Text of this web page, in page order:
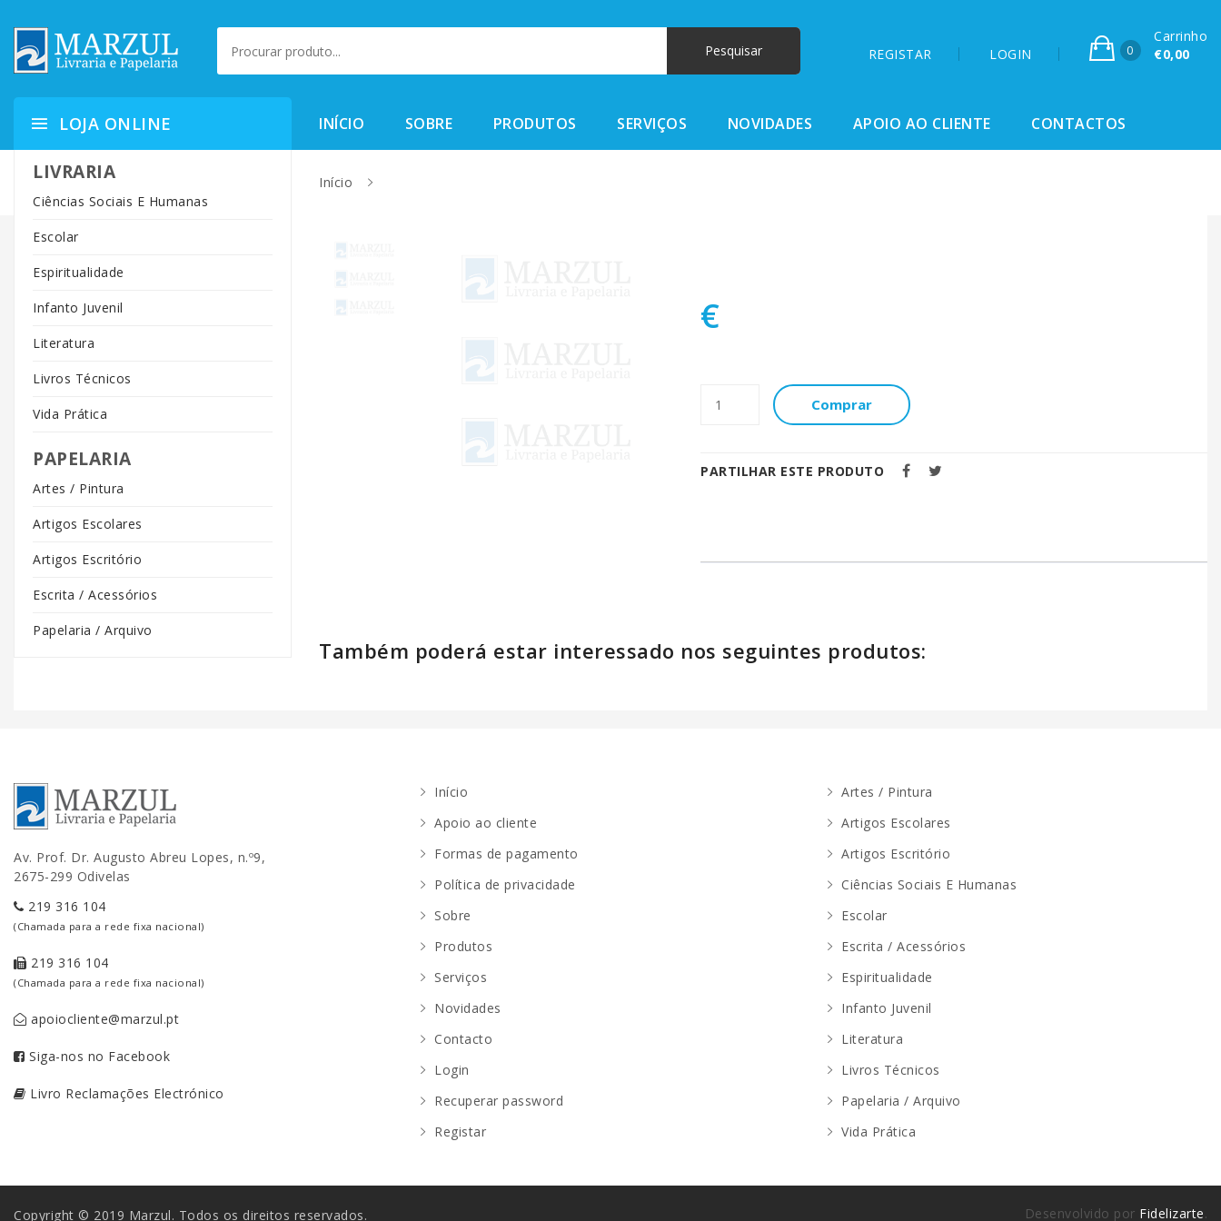
REGISTAR LOGIN 0
Carrinho
€0,00
LOJA ONLINE
LIVRARIA
Ciências Sociais E Humanas
Escolar
Espiritualidade
Infanto Juvenil
Literatura
Livros Técnicos
Vida Prática
PAPELARIA
Artes / Pintura
Artigos Escolares
Artigos Escritório
Escrita / Acessórios
Papelaria / Arquivo
INÍCIO SOBRE PRODUTOS SERVIÇOS NOVIDADES APOIO AO CLIENTE CONTACTOS
Início
€
Comprar
PARTILHAR ESTE PRODUTO
Também poderá estar interessado nos seguintes produtos:
Av. Prof. Dr. Augusto Abreu Lopes, n.º9,
2675-299 Odivelas
219 316 104
(Chamada para a rede fixa nacional)
219 316 104
(Chamada para a rede fixa nacional)
apoiocliente@marzul.pt
Siga-nos no Facebook
Livro Reclamações Electrónico
Início
Apoio ao cliente
Formas de pagamento
Política de privacidade
Sobre
Produtos
Serviços
Novidades
Contacto
Login
Recuperar password
Registar
Artes / Pintura
Artigos Escolares
Artigos Escritório
Ciências Sociais E Humanas
Escolar
Escrita / Acessórios
Espiritualidade
Infanto Juvenil
Literatura
Livros Técnicos
Papelaria / Arquivo
Vida Prática
Copyright © 2019 Marzul. Todos os direitos reservados. Desenvolvido por Fidelizarte.